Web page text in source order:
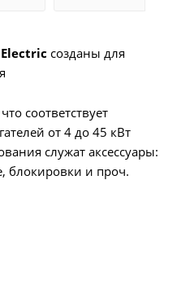
созданы для
соответствует
от 4 до 45 кВт
служат аксессуары:
блокировки и проч.